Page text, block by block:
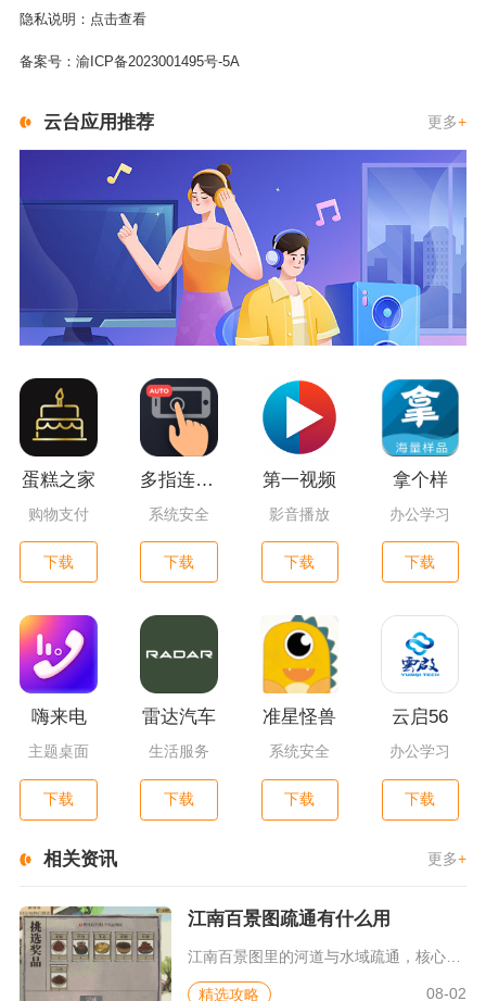
隐私说明： 点击查看
备案号： 渝ICP备2023001495号-5A
云台应用推荐 更多+
蛋糕之家
购物支付
下载
多指连点器
系统安全
下载
第一视频
影音播放
下载
拿个样
办公学习
下载
嗨来电
主题桌面
下载
雷达汽车
生活服务
下载
准星怪兽
系统安全
下载
云启56
办公学习
下载
相关资讯 更多+
江南百景图疏通有什么用
江南百景图里的河道与水域疏通，核心作用是解锁被淤泥封锁的地图...
精选攻略 08-02